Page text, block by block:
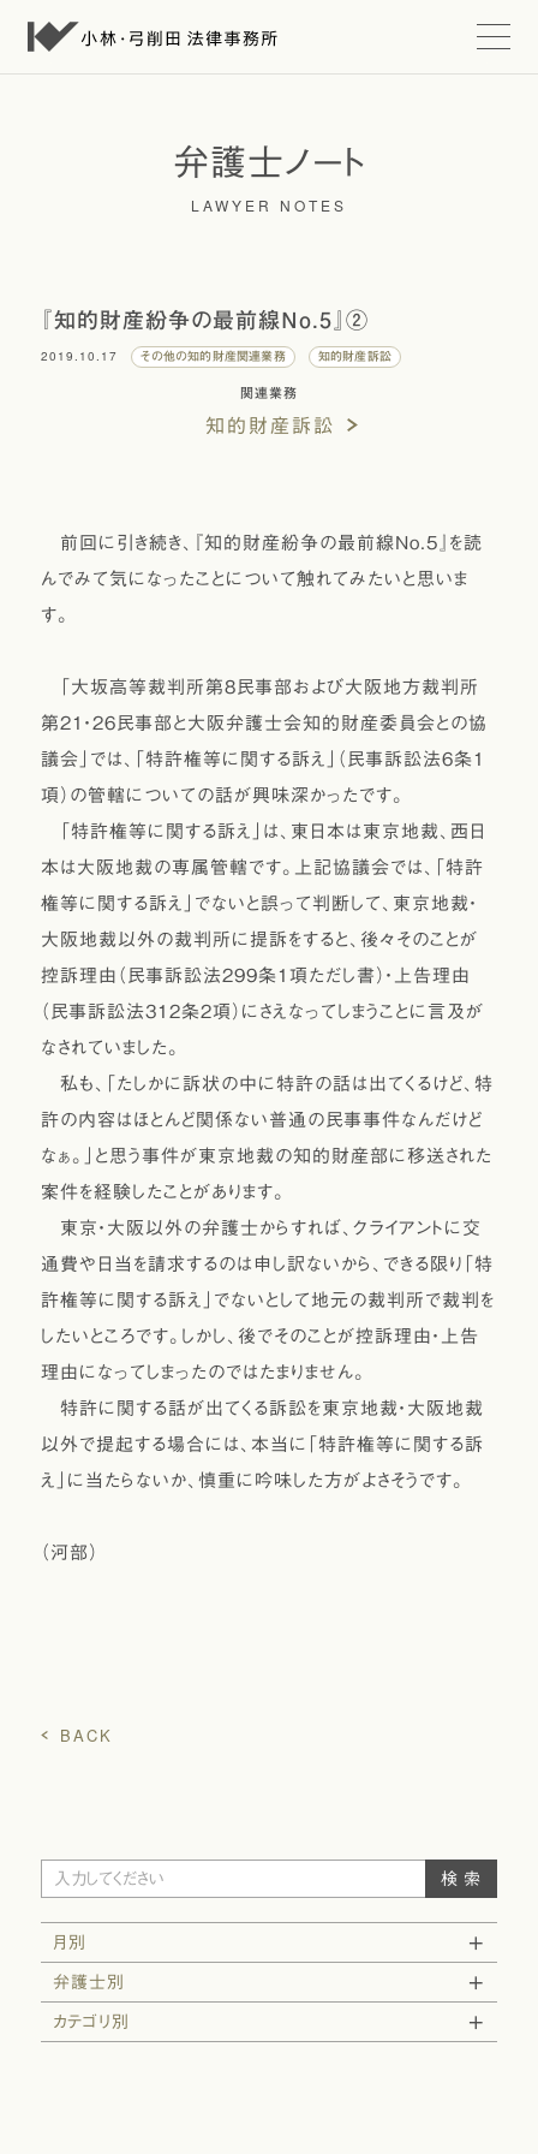
t
弁護士ノート
LAWYER NOTES
『知的財産紛争の最前線No.5』②
2019.10.17 その他の知的財産関連業務 知的財産訴訟
関連業務
知的財産訴訟
前回に引き続き、『知的財産紛争の最前線No.5』を読
んでみて気になったことについて触れてみたいと思いま
す。
「大坂高等裁判所第8民事部および大阪地方裁判所
第21・26民事部と大阪弁護士会知的財産委員会との協
議会」では、「特許権等に関する訴え」（民事訴訟法6条1
項）の管轄についての話が興味深かったです。
「特許権等に関する訴え」は、東日本は東京地裁、西日
本は大阪地裁の専属管轄です。上記協議会では、「特許
権等に関する訴え」でないと誤って判断して、東京地裁・
大阪地裁以外の裁判所に提訴をすると、後々そのことが
控訴理由（民事訴訟法299条1項ただし書）・上告理由
（民事訴訟法312条2項）にさえなってしまうことに言及が
なされていました。
私も、「たしかに訴状の中に特許の話は出てくるけど、特
許の内容はほとんど関係ない普通の民事事件なんだけど
なぁ。」と思う事件が東京地裁の知的財産部に移送された
案件を経験したことがあります。
東京・大阪以外の弁護士からすれば、クライアントに交
通費や日当を請求するのは申し訳ないから、できる限り「特
許権等に関する訴え」でないとして地元の裁判所で裁判を
したいところです。しかし、後でそのことが控訴理由・上告
理由になってしまったのではたまりません。
特許に関する話が出てくる訴訟を東京地裁・大阪地裁
以外で提起する場合には、本当に「特許権等に関する訴
え」に当たらないか、慎重に吟味した方がよさそうです。
（河部）
BACK
月別
弁護士別
カテゴリ別